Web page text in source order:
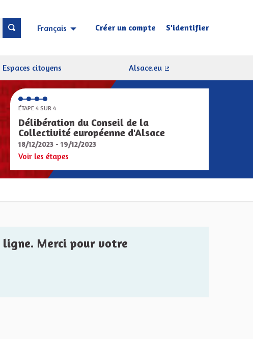
Français Choisir la langue Sprache wählen
Créer un compte S'identifier
Espaces citoyens
Alsace.eu
ÉTAPE 4 SUR 4
Délibération du Conseil de la
Collectivité européenne d'Alsace
18/12/2023 - 19/12/2023
Voir les étapes
Merci pour votre